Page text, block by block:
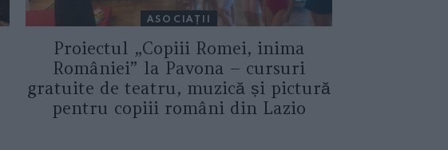
ASOCIAŢII
Proiectul „Copiii Romei, inima
României” la Pavona – cursuri
gratuite de teatru, muzică și pictură
pentru copiii români din Lazio